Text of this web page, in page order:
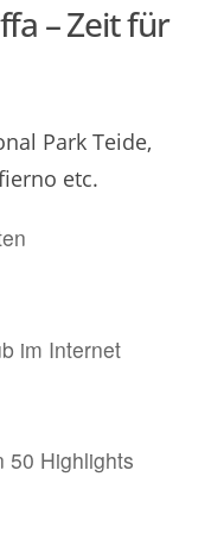
– Zeit für
Park Teide,
etc.
im Internet
50 Highlights